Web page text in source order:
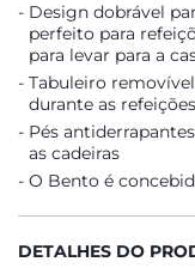
Design dobrável
perfeito para
para levar para a
Tabuleiro
durante as
Pés
as cadeiras
O Bento é
DETALHES DO